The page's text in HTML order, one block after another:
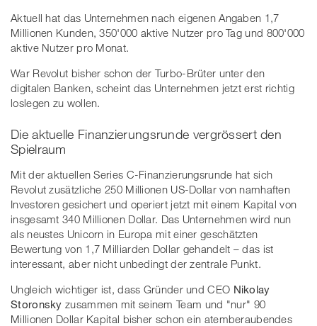
Aktuell hat das Unternehmen nach eigenen Angaben 1,7
Millionen Kunden, 350'000 aktive Nutzer pro Tag und 800'000
aktive Nutzer pro Monat.
War Revolut bisher schon der Turbo-Brüter unter den
digitalen Banken, scheint das Unternehmen jetzt erst richtig
loslegen zu wollen.
Die aktuelle Finanzierungsrunde vergrössert den
Spielraum
Mit der aktuellen Series C-Finanzierungsrunde hat sich
Revolut zusätzliche 250 Millionen US-Dollar von namhaften
Investoren gesichert und operiert jetzt mit einem Kapital von
insgesamt 340 Millionen Dollar. Das Unternehmen wird nun
als neustes Unicorn in Europa mit einer geschätzten
Bewertung von 1,7 Milliarden Dollar gehandelt – das ist
interessant, aber nicht unbedingt der zentrale Punkt.
Ungleich wichtiger ist, dass Gründer und CEO Nikolay
Storonsky zusammen mit seinem Team und "nur" 90
Millionen Dollar Kapital bisher schon ein atemberaubendes